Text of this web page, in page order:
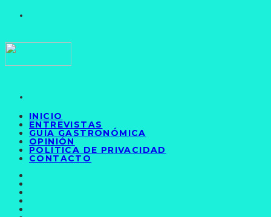
INICIO
ENTREVISTAS
GUÍA GASTRONÓMICA
OPINIÓN
POLÍTICA DE PRIVACIDAD
CONTACTO